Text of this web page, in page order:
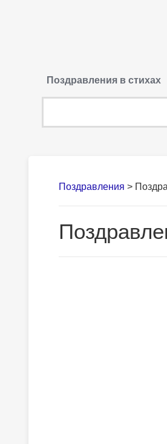
Поздравления в стихах
Поздравления >